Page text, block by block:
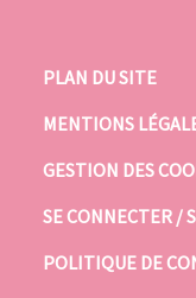
PLAN DU SITE
MENTIONS
GESTION DES
SE CONNECTER /
POLITIQUE DE